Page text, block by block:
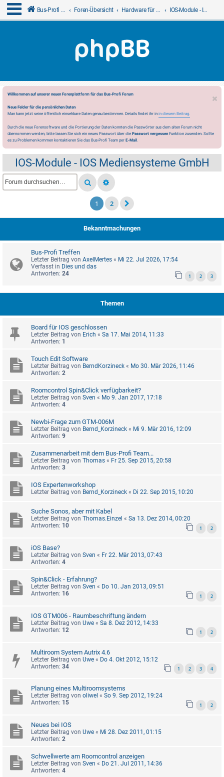
Bus-Profi GmbH Foren-Übersicht Hardware für LCN IOS-Module - IOS Mediensysteme GmbH
Willkommen auf unserer neuen Forenplattform für das Bus-Profi Forum
Neue Felder für die persönlichen Daten
Man kann jetzt seine öffentlich einsehbare Daten genau bestimmen. Details findet ihr in in diesem Beitrag.
Durch die neue Forensoftware und die Portierung der Daten konnten die Passwörter aus dem alten Forum nicht
übernommen werden, bitte lassen Sie sich ein neues Passwort über die Passwort vergessen Funktion zusenden. Sollte
es zu Problemen kommen kontaktieren Sie das Bus-Profi Team per E-Mail.
IOS-Module - IOS Mediensysteme GmbH
1 2
Bekanntmachungen
Bus-Profi Treffen
Letzter Beitrag von AxelMertes « Mi 22. Jul 2026, 17:54
Verfasst in Dies und das
Antworten: 24 1 2 3
Themen
Board für IOS geschlossen
Letzter Beitrag von Erich « Sa 17. Mai 2014, 11:33
Antworten: 1
Touch Edit Software
Letzter Beitrag von BerndKorzineck « Mo 30. Mär 2026, 11:46
Antworten: 2
Roomcontrol Spin&Click verfügbarkeit?
Letzter Beitrag von Sven « Mo 9. Jan 2017, 17:18
Antworten: 4
Newbi-Frage zum GTM-006M
Letzter Beitrag von Bernd_Korzineck « Mi 9. Mär 2016, 12:09
Antworten: 9
Zusammenarbeit mit dem Bus-Profi Team...
Letzter Beitrag von Thomas « Fr 25. Sep 2015, 20:58
Antworten: 3
IOS Expertenworkshop
Letzter Beitrag von Bernd_Korzineck « Di 22. Sep 2015, 10:20
Suche Sonos, aber mit Kabel
Letzter Beitrag von Thomas.Einzel « Sa 13. Dez 2014, 00:20
Antworten: 10 1 2
iOS Base?
Letzter Beitrag von Sven « Fr 22. Mär 2013, 07:43
Antworten: 4
Spin&Click - Erfahrung?
Letzter Beitrag von Sven « Do 10. Jan 2013, 09:51
Antworten: 16 1 2
IOS GTM006 - Raumbeschriftung ändern
Letzter Beitrag von Uwe « Sa 8. Dez 2012, 14:33
Antworten: 12 1 2
Multiroom System Autrix 4.6
Letzter Beitrag von Uwe « Do 4. Okt 2012, 15:12
Antworten: 34 1 2 3 4
Planung eines Multiroomsystems
Letzter Beitrag von oliwel « So 9. Sep 2012, 19:24
Antworten: 15 1 2
Neues bei IOS
Letzter Beitrag von Uwe « Mi 28. Dez 2011, 01:15
Antworten: 2
Schwellwerte am Roomcontrol anzeigen
Letzter Beitrag von Sven « Do 21. Jul 2011, 14:36
Antworten: 4